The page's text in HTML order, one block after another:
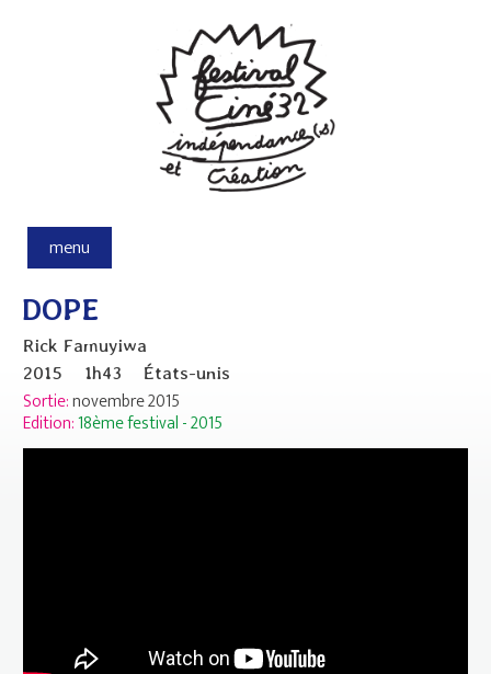
menu
DOPE
Rick Famuyiwa
2015
1h43 États-unis
Sortie:novembre 2015
Edition:18ème festival - 2015